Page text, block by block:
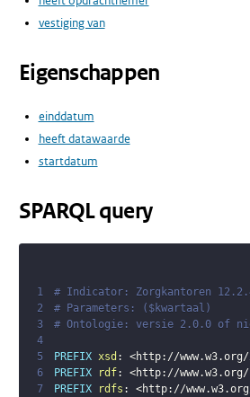
vestiging van
Eigenschappen
einddatum
heeft datawaarde
startdatum
SPARQL query
1
# Indicator: Zorgkantoren
2
# Parameters: ($kwartaal)
3
# Ontologie: versie 2.0.0 of
4
5
PREFIX xsd : <http://www.w3.org/
6
PREFIX rdf: <http://
7
PREFIX rdfs : <http://